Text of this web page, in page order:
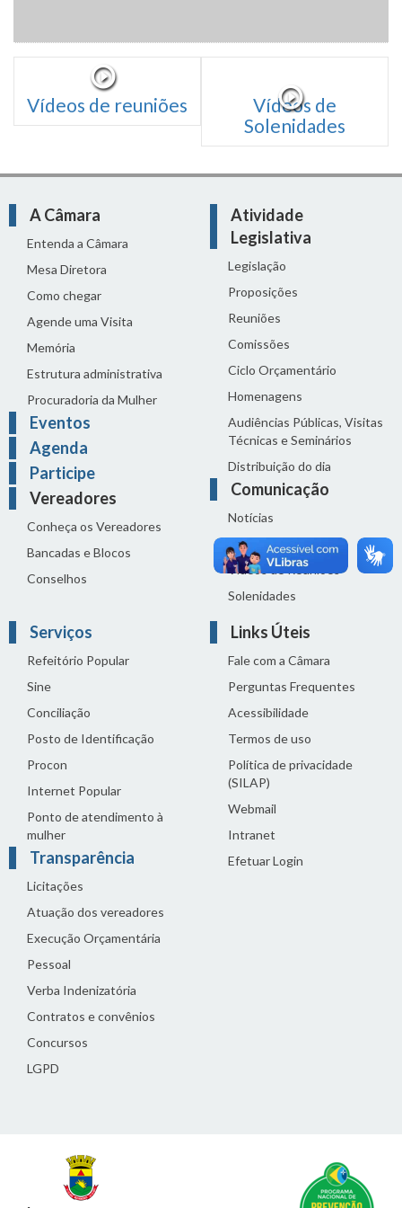
Vídeos de reuniões
Vídeos de
Solenidades
A Câmara
Entenda a Câmara
Mesa Diretora
Como chegar
Agende uma Visita
Memória
Estrutura administrativa
Procuradoria da Mulher
Eventos
Agenda
Participe
Vereadores
Conheça os Vereadores
Bancadas e Blocos
Conselhos
Atividade
Legislativa
Legislação
Proposições
Reuniões
Comissões
Ciclo Orçamentário
Homenagens
Audiências Públicas, Visitas
Técnicas e Seminários
Distribuição do dia
Comunicação
Notícias
Sala de Imprensa
Vídeos de Reuniões
Solenidades
Serviços
Refeitório Popular
Sine
Conciliação
Posto de Identificação
Procon
Internet Popular
Ponto de atendimento à
mulher
Transparência
Licitações
Atuação dos vereadores
Execução Orçamentária
Pessoal
Verba Indenizatória
Contratos e convênios
Concursos
LGPD
Links Úteis
Fale com a Câmara
Perguntas Frequentes
Acessibilidade
Termos de uso
Política de privacidade
(SILAP)
Webmail
Intranet
Efetuar Login